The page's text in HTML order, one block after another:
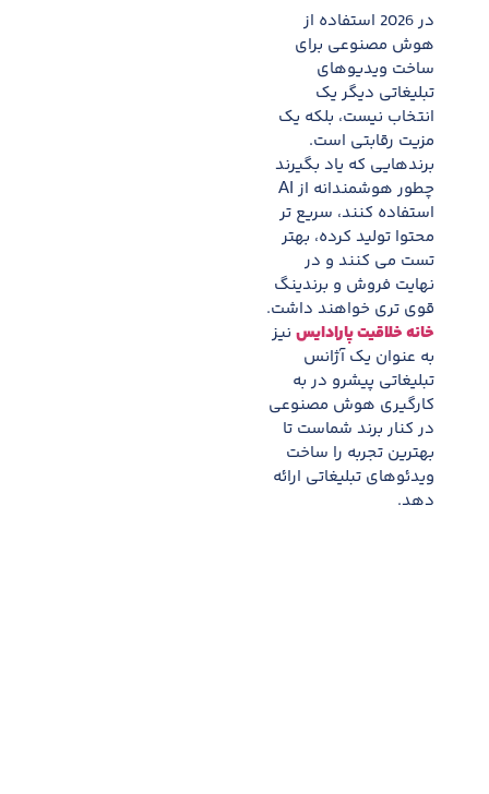
در 2026 استفاده از
هوش مصنوعی برای
ساخت ویدیوهای
تبلیغاتی دیگر یک
انتخاب نیست، بلکه یک
مزیت رقابتی است.
برندهایی که یاد بگیرند
چطور هوشمندانه از AI
استفاده کنند، سریع تر
محتوا تولید کرده، بهتر
تست می کنند و در
نهایت فروش و برندینگ
قوی تری خواهند داشت.
خانه خلاقیت پارادایس نیز
به عنوان یک آژانس
تبلیغاتی پیشرو در به
کارگیری هوش مصنوعی
در کنار برند شماست تا
بهترین تجربه را ساخت
ویدئوهای تبلیغاتی ارائه
دهد.